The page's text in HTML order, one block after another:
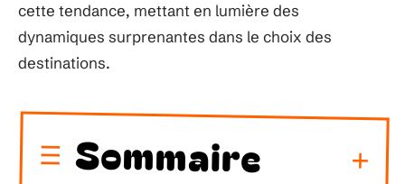
cette tendance, mettant en lumière des
dynamiques surprenantes dans le choix des
destinations.
Sommaire